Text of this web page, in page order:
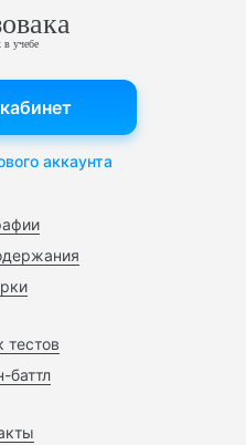
учебе
тестов
баттл
аккаунта